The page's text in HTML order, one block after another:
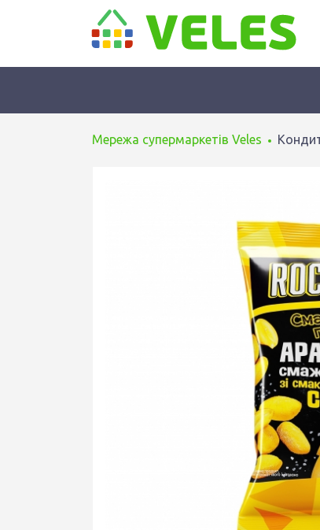
Мережа супермаркетів Veles